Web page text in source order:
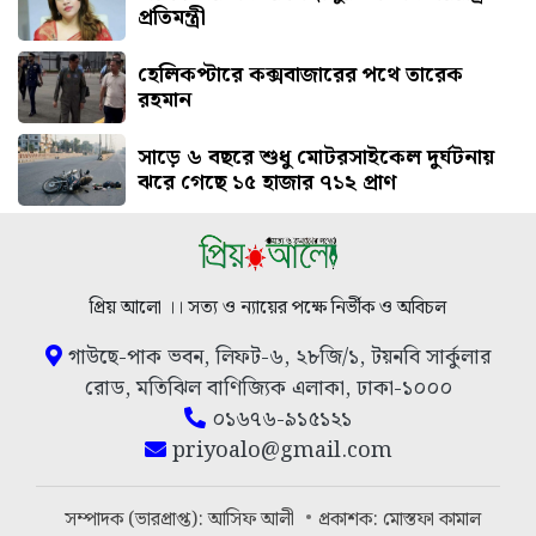
প্রতিমন্ত্রী
হেলিকপ্টারে কক্সবাজারের পথে তারেক
রহমান
সাড়ে ৬ বছরে শুধু মোটরসাইকেল দুর্ঘটনায়
ঝরে গেছে ১৫ হাজার ৭১২ প্রাণ
প্রিয় আলো ।। সত্য ও ন্যায়ের পক্ষে নির্ভীক ও অবিচল
গাউছে-পাক ভবন, লিফট-৬, ২৮জি/১, টয়নবি সার্কুলার
রোড, মতিঝিল বাণিজ্যিক এলাকা, ঢাকা-১০০০
০১৬৭৬-৯১৫১২১
priyoalo@gmail.com
সম্পাদক (ভারপ্রাপ্ত): আসিফ আলী
প্রকাশক: মোস্তফা কামাল